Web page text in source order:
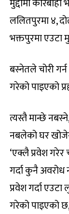
ललितपुरमा ४,
भक्तपुरमा एउटा
बस्नेतले चोरी
गरेको पाइएको
त्यस्तै मान्छे
नबलेको घर खोजेर
‘एक्लै प्रवेश गरेर
गर्दा कुनै
प्रवेश गर्दा
गरेको पाइएको